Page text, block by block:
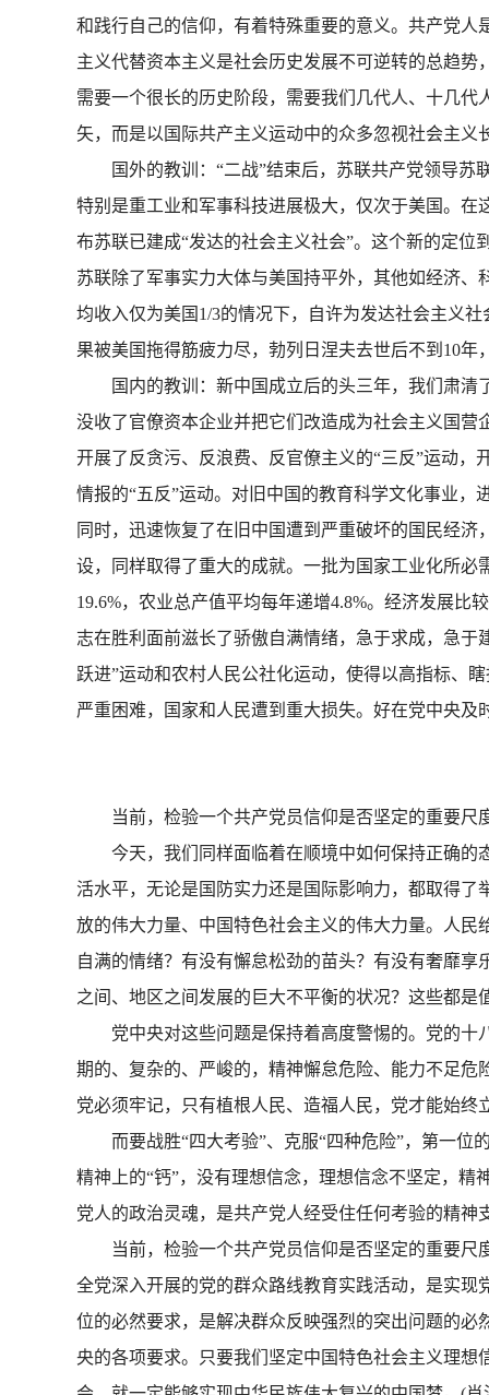
和践行自己的信仰，有着特殊重要的意义。共产党
主义代替资本主义是社会历史发展不可逆转的总趋
需要一个很长的历史阶段，需要我们几代人、十几
矢，而是以国际共产主义运动中的众多忽视社会
国外的教训：“二战”结束后，苏联共产党领导苏
特别是重工业和军事科技进展极大，仅次于美国。在
布苏联已建成“发达的社会主义社会”。这个新的定位
苏联除了军事实力大体与美国持平外，其他如经济
均收入仅为美国1/3的情况下，自许为发达社会主义
果被美国拖得筋疲力尽，勃列日涅夫去世后不到
国内的教训：新中国成立后的头三年，我们肃清
没收了官僚资本企业并把它们改造成为社会主义国
开展了反贪污、反浪费、反官僚主义的“三反”运动
情报的“五反”运动。对旧中国的教育科学文化事业
同时，迅速恢复了在旧中国遭到严重破坏的国民经
设，同样取得了重大的成就。一批为国家工业化所必
19.6%，农业总产值平均每年递增4.8%。经济发展
志在胜利面前滋长了骄傲自满情绪，急于求成，急
跃进”运动和农村人民公社化运动，使得以高指标、
严重困难，国家和人民遭到重大损失。好在党中央
当前，检验一个共产党员信仰是否坚定的重要尺
今天，我们同样面临着在顺境中如何保持正确的
活水平，无论是国防实力还是国际影响力，都取得
放的伟大力量、中国特色社会主义的伟大力量。人
自满的情绪？有没有懈怠松劲的苗头？有没有奢靡
之间、地区之间发展的巨大不平衡的状况？这些
党中央对这些问题是保持着高度警惕的。党的十
期的、复杂的、严峻的，精神懈怠危险、能力不足危
党必须牢记，只有植根人民、造福人民，党才能始
而要战胜“四大考验”、克服“四种危险”，第一位
精神上的“钙”，没有理想信念，理想信念不坚定，精
党人的政治灵魂，是共产党人经受住任何考验的精
当前，检验一个共产党员信仰是否坚定的重要尺
全党深入开展的党的群众路线教育实践活动，是实
位的必然要求，是解决群众反映强烈的突出问题的
央的各项要求。只要我们坚定中国特色社会主义理